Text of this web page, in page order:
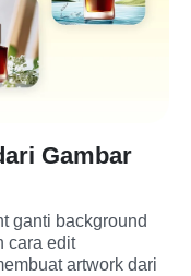
Gambar
ganti background
cara edit
artwork dari